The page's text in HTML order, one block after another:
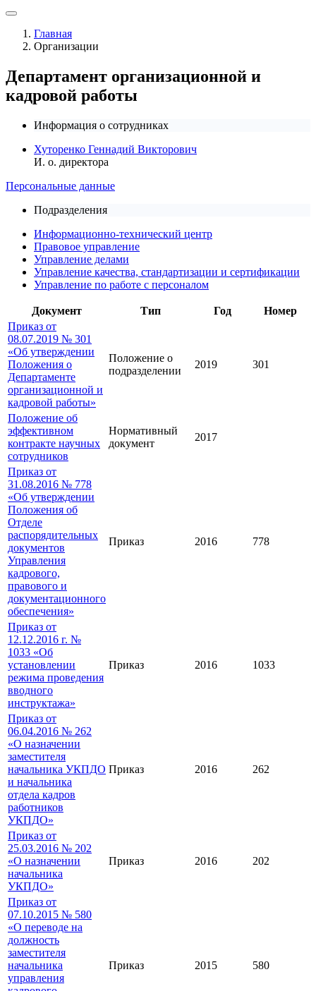
Главная
Организации
Департамент организационной и
кадровой работы
Информация о сотрудниках
Хуторенко Геннадий Викторович
И. о. директора
Персональные данные
Подразделения
Информационно-технический центр
Правовое управление
Управление делами
Управление качества, стандартизации и сертификации
Управление по работе с персоналом
Документ Тип Год
Номер
Приказ от
08.07.2019 № 301
«Об утверждении
Положения о
Департаменте
организационной и
кадровой работы»
Положение о
подразделении
2019 301
Положение об
эффективном
контракте научных
сотрудников
Нормативный
документ
2017
Приказ от
31.08.2016 № 778
«Об утверждении
Положения об
Отделе
распорядительных
документов
Управления
кадрового,
правового и
документационного
обеспечения»
Приказ 2016 778
Приказ от
12.12.2016 г. №
1033 «Об
установлении
режима проведения
вводного
инструктажа»
Приказ 2016 1033
Приказ от
06.04.2016 № 262
«О назначении
заместителя
начальника УКПДО
и начальника
отдела кадров
работников
УКПДО»
Приказ 2016 262
Приказ от
25.03.2016 № 202
«О назначении
начальника
УКПДО»
Приказ 2016 202
Приказ от
07.10.2015 № 580
«О переводе на
должность
заместителя
начальника
управления
Приказ 2015 580